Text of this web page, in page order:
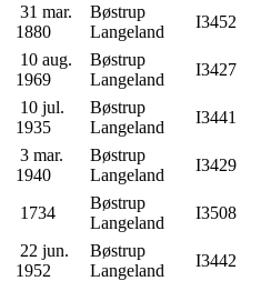
31 mar.
1880
Bøstrup
Langeland
I3452
10 aug.
1969
Bøstrup
Langeland
I3427
10 jul.
1935
Bøstrup
Langeland
I3441
3 mar.
1940
Bøstrup
Langeland
I3429
1734
Bøstrup
Langeland
I3508
22 jun.
1952
Bøstrup
Langeland
I3442